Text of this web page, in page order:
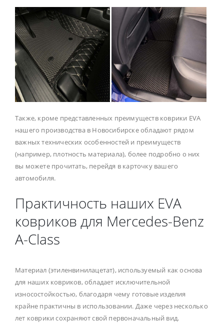
Также, кроме представленных преимуществ коврики EVA
нашего производства в Новосибирске обладают рядом
важных технических особенностей и преимуществ
(например, плотность материала), более подробно о них
вы можете прочитать, перейдя в карточку вашего
автомобиля.
Практичность наших EVA
ковриков для Mercedes-Benz
A-Class
Материал (этиленвинилацетат), используемый как основа
для наших ковриков, обладает исключительной
износостойкостью, благодаря чему готовые изделия
крайне практичны в использовании. Даже через несколько
лет коврики сохраняют свой первоначальный вид.